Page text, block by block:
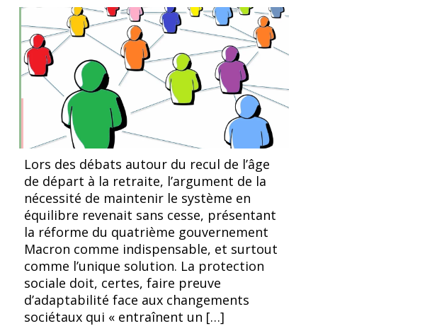
de
l’article
de
l’article
Lors des débats autour du recul de l’âge
de départ à la retraite, l’argument de la
nécessité de maintenir le système en
équilibre revenait sans cesse, présentant
la réforme du quatrième gouvernement
Macron comme indispensable, et surtout
comme l’unique solution. La protection
sociale doit, certes, faire preuve
d’adaptabilité face aux changements
sociétaux qui « entraînent un […]